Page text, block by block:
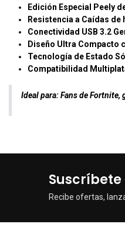
Edición Especial Peely
Resistencia a Caídas de
Conectividad USB 3.2
Diseño Ultra Compacto
Tecnología de Estado
Compatibilidad
Ideal para:Fans de Fortnite,
Recibe ofertas,